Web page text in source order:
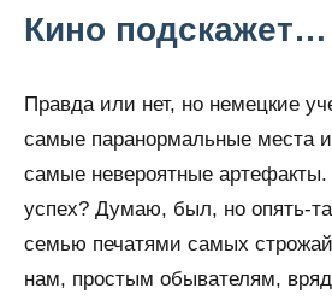
Кино подскажет…
Правда или нет, но немецкие
самые паранормальные места
самые невероятные
успех? Думаю, был, но опять-
семью печатями самых
нам, простым обывателям,